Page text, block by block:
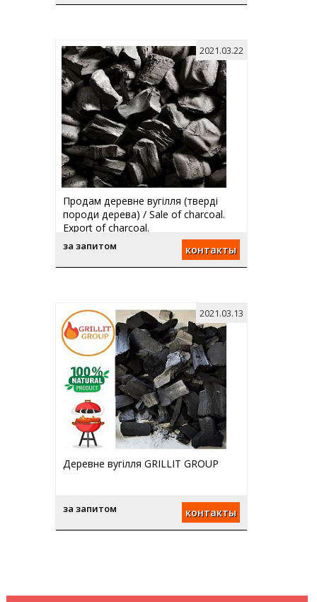
Продам деревне вугілля (тверді
породи дерева) / Sale of charcoal.
Export of charcoal.
за запитом контакты
2021.03.22
Деревне вугілля GRILLIT GROUP
за запитом контакты
2021.03.13